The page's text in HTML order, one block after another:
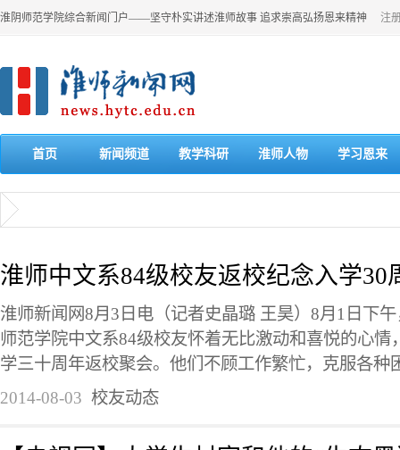
淮阴师范学院综合新闻门户——坚守朴实讲述淮师故事 追求崇高弘扬恩来精神 注
首页 新闻频道 教学科研 淮师人物 学习恩来
淮师中文系84级校友返校纪念入学30
淮师新闻网8月3日电（记者史晶璐 王昊）8月1日下
师范学院中文系84级校友怀着无比激动和喜悦的心情
学三十周年返校聚会。他们不顾工作繁忙，克服各种
2014-08-03 校友动态